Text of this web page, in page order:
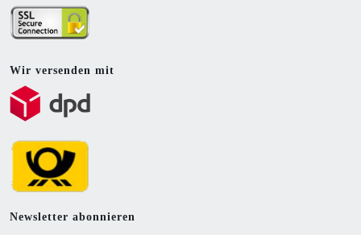
Wir versenden mit
Newsletter abonnieren